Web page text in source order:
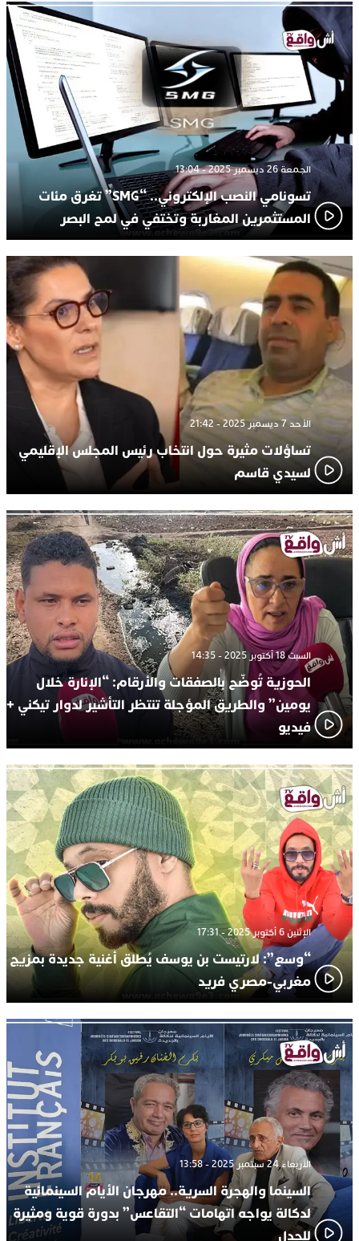
الجمعة 26 ديسمبر 2025 - 13:04
تسونامي النصب الإلكتروني.. “SMG” تغرق مئات
المستثمرين المغاربة وتختفي في لمح البصر
الأحد 7 ديسمبر 2025 - 21:42
تساؤلات مثيرة حول انتخاب رئيس المجلس الإقليمي
لسيدي قاسم
السبت 18 أكتوبر 2025 - 14:35
الحوزية تُوضّح بالصفقات والأرقام: “الإنارة خلال
يومين” والطريق المؤجلة تنتظر التأشير لدوار تيكني +
فيديو
الإثنين 6 أكتوبر 2025 - 17:31
“وسع”: لارتيست بن يوسف يُطلق أغنية جديدة بمزيج
مغربي-مصري فريد
الأربعاء 24 سبتمبر 2025 - 13:58
السينما والهجرة السرية.. مهرجان الأيام السينمائية
لدكالة يواجه اتهامات “التقاعس” بدورة قوية ومثيرة
للجدل